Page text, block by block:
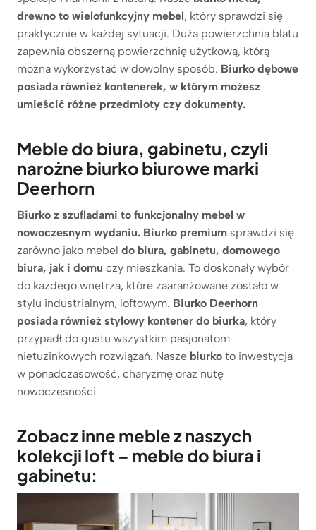
drewno to wielofunkcyjny mebel, który sprawdzi się
praktycznie w każdej sytuacji. Duża powierzchnia blatu
zapewnia obszerną powierzchnię użytkową, którą
można wykorzystać w dowolny sposób. Biurko dębowe
posiada również kontenerek, w którym możesz
umieścić różne przedmioty czy dokumenty.
Meble do biura, gabinetu, czyli
narożne biurko biurowe marki
Deerhorn
Biurko z szufladami to funkcjonalny mebel w
nowoczesnym wydaniu. Biurko premium sprawdzi się
zarówno jako mebel do biura, gabinetu, domowego
biura, jak i domu czy mieszkania. To doskonały wybór
do każdego wnętrza, które zaaranżowane zostało w
stylu industrialnym, loftowym. Biurko Deerhorn
posiada również stylowy kontener do biurka, który
przypadł do gustu wszystkim pasjonatom
nietuzinkowych rozwiązań. Nasze biurko to inwestycja
w ponadczasowość, charyzmę oraz nutę
nowoczesności
Zobacz inne meble z naszych
kolekcji loft – meble do biura i
gabinetu: